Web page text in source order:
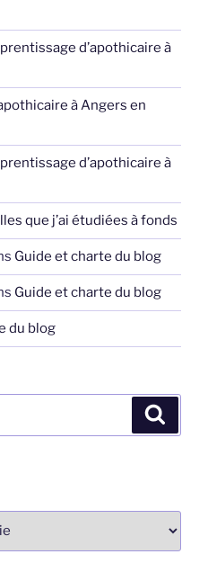
d’apothicaire à
à Angers en
d’apothicaire à
que j’ai étudiées à fonds
Guide et charte du blog
Guide et charte du blog
du blog